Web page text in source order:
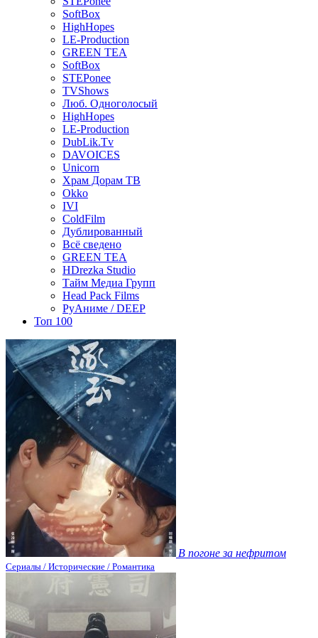
SoftBox
HighHopes
LE-Production
GREEN TEA
SoftBox
STEPonee
TVShows
Люб. Одноголосый
HighHopes
LE-Production
DubLik.Tv
DAVOICES
Unicorn
Храм Дорам ТВ
Okko
IVI
ColdFilm
Дублированный
Всё сведено
GREEN TEA
HDrezka Studio
Тайм Медиа Групп
Head Pack Films
РуАниме / DEEP
Топ 100
В погоне за нефритом
Сериалы / Исторические / Романтика